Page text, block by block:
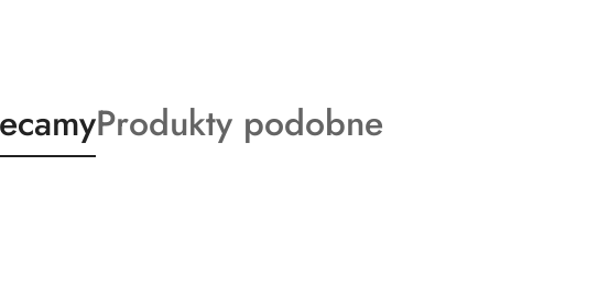
Produkty
o
Produkty podobne